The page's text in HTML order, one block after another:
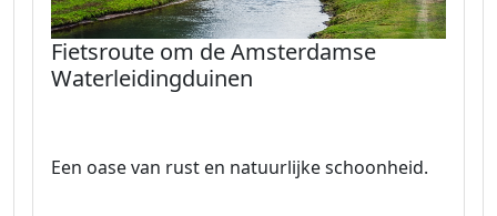
Fietsroute om de Amsterdamse
Waterleidingduinen
Een oase van rust en natuurlijke schoonheid.